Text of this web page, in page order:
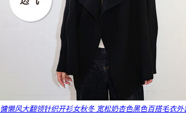
慵懒风大翻领针织开衫女秋冬 宽松奶杏色黑色百搭毛衣外